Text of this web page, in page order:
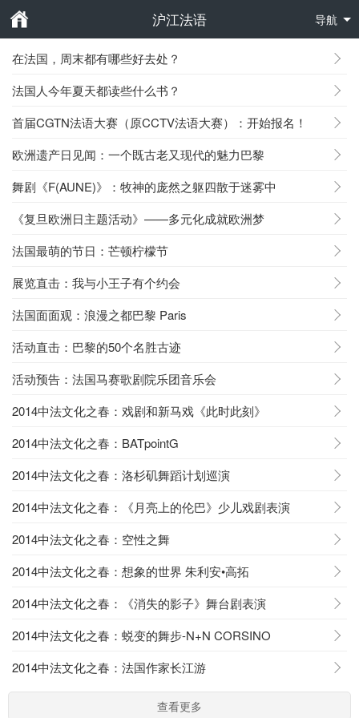
沪江法语 导航
在法国，周末都有哪些好去处？
法国人今年夏天都读些什么书？
首届CGTN法语大赛（原CCTV法语大赛）：开始报名！
欧洲遗产日见闻：一个既古老又现代的魅力巴黎
舞剧《F(AUNE)》：牧神的庞然之躯四散于迷雾中
《复旦欧洲日主题活动》——多元化成就欧洲梦
法国最萌的节日：芒顿柠檬节
展览直击：我与小王子有个约会
法国面面观：浪漫之都巴黎 Paris
活动直击：巴黎的50个名胜古迹
活动预告：法国马赛歌剧院乐团音乐会
2014中法文化之春：戏剧和新马戏《此时此刻》
2014中法文化之春：BATpointG
2014中法文化之春：洛杉矶舞蹈计划巡演
2014中法文化之春：《月亮上的伦巴》少儿戏剧表演
2014中法文化之春：空性之舞
2014中法文化之春：想象的世界 朱利安•高拓
2014中法文化之春：《消失的影子》舞台剧表演
2014中法文化之春：蜕变的舞步-N+N CORSINO
2014中法文化之春：法国作家长江游
查看更多